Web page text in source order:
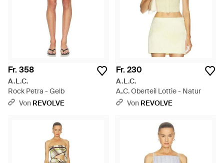
Fr. 358
A.L.C.
Rock Petra - Gelb
Von REVOLVE
Fr. 230
A.L.C.
A..C. Oberteil Lottie - Natur
Von REVOLVE